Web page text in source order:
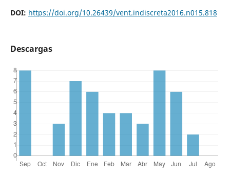
DOI: https://doi.org/10.26439/vent.indiscreta2016.n015.818
Descargas